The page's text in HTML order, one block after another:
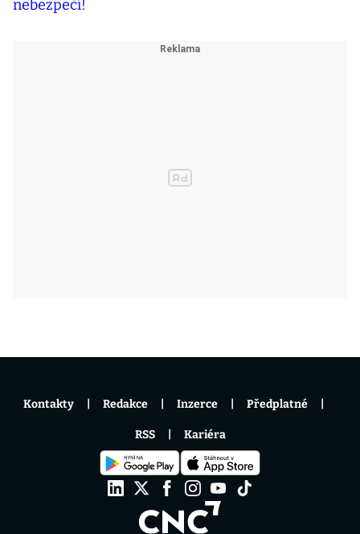
Kontakty Redakce Inzerce Předplatné
RSS Kariéra